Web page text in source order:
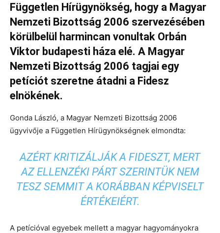
Független Hírügynökség, hogy a Magyar
Nemzeti Bizottság 2006 szervezésében
körülbelül harmincan vonultak Orbán
Viktor budapesti háza elé. A Magyar
Nemzeti Bizottság 2006 tagjai egy
petíciót szeretne átadni a Fidesz
elnökének.
Gonda László, a Magyar Nemzeti Bizottság 2006
ügyvivője a Független Hírügynökségnek elmondta:
AZÉRT KRITIZÁLJÁK A FIDESZT, MERT
AZ ELLENZÉKI PÁRT SZERINTÜK NEM
TESZ SEMMIT A KORÁBBAN KÉPVISELT
ÉRTÉKEIÉRT.
A petícióval egyebek mellett a magyar hagyományokra